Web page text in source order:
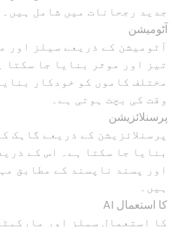
جدید رجحانات میں شامل ہیں۔
آٹومیشن
آٹومیشن کے ذریعے سیلز اور
تیز اور موثر بنایا جا سکتا
مختلف کاموں کو خودکار
وقت کی بچت ہوتی ہے۔
پرسنلائزیشن
پرسنلائزیشن کے ذریعے گاہک
بنایا جا سکتا ہے۔ اس کے
اور پسند ناپسند کے مطابق
ہیں۔
AI کا استعمال